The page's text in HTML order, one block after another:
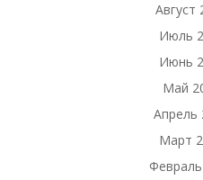
Август
Июль
Июнь
Май
Апрель
Март